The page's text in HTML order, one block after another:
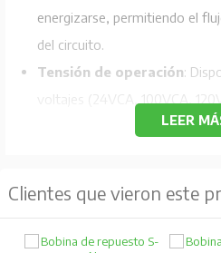
energizarse, permitiendo el
del circuito.
Tensión de operación:
voltajes (24VCA, 100VCA,
400VCA), lo que permite su
contactores de las series
S-N
Electric.
LEER
Clientes que vieron este